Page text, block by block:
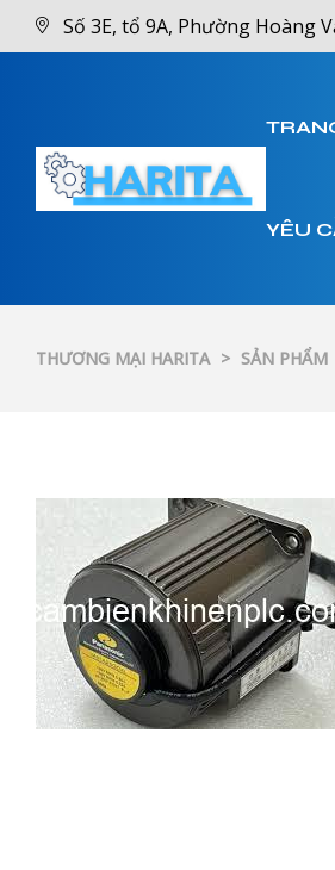
Số 3E, tổ 9A, Phường Hoàng
YÊU
THƯƠNG MẠI HARITA > SẢN PHẨM